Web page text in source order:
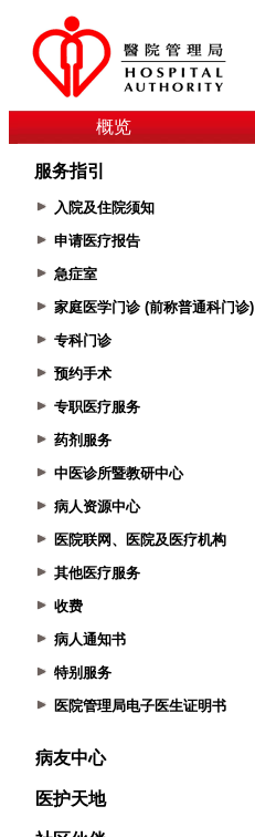
概览
服务指引
入院及住院须知
申请医疗报告
急症室
家庭医学门诊 (前称普通科门诊)
专科门诊
预约手术
专职医疗服务
药剂服务
中医诊所暨教研中心
病人资源中心
医院联网、医院及医疗机构
其他医疗服务
收费
病人通知书
特别服务
医院管理局电子医生证明书
病友中心
医护天地